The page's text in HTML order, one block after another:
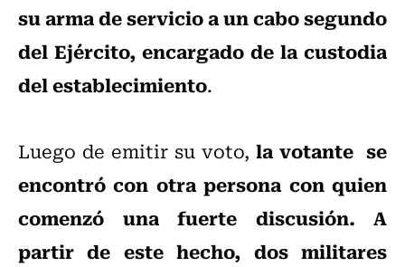
su arma de servicio a un cabo segundo
del Ejército, encargado de la custodia
del establecimiento.
Luego de emitir su voto, la votante se
encontró con otra persona con quien
comenzó una fuerte discusión. A
partir de este hecho, dos militares